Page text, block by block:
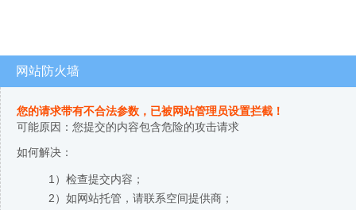
网站防火墙
您的请求带有不合法参数，已被网站管理员设置拦截！
可能原因：您提交的内容包含危险的攻击请求
如何解决：
1）检查提交内容；
2）如网站托管，请联系空间提供商；